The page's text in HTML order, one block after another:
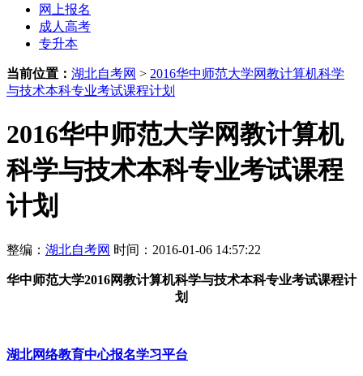
网上报名
成人高考
专升本
当前位置： 湖北自考网 > 2016华中师范大学网教计算机科学
与技术本科专业考试课程计划
2016华中师范大学网教计算机
科学与技术本科专业考试课程
计划
整编： 湖北自考网 时间：2016-01-06 14:57:22
华中师范大学2016网教计算机科学与技术本科专业考试课程计
划
湖北网络教育中心报名学习平台